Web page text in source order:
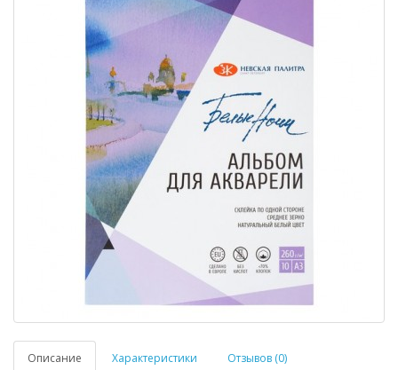
Описание Характеристики Отзывов (0)